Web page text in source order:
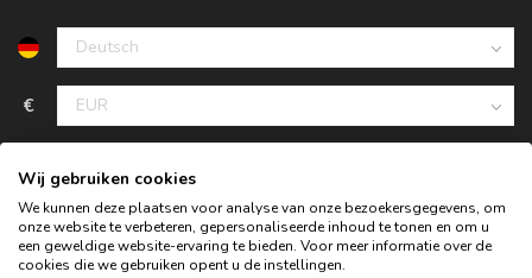
€
Wij gebruiken cookies
We kunnen deze plaatsen voor analyse van onze bezoekersgegevens, om
onze website te verbeteren, gepersonaliseerde inhoud te tonen en om u
een geweldige website-ervaring te bieden. Voor meer informatie over de
cookies die we gebruiken opent u de instellingen.